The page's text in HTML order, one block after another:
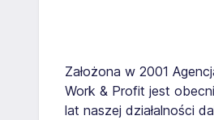
Założona w 2001
Work & Profit jest
lat naszej działalności